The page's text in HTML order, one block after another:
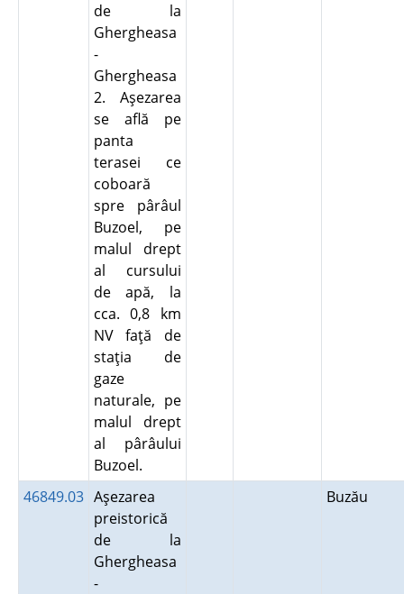
de la
Ghergheasa
-
Ghergheasa
2. Aşezarea
se află pe
panta
terasei ce
coboară
spre pârâul
Buzoel, pe
malul drept
al cursului
de apă, la
cca. 0,8 km
NV faţă de
staţia de
gaze
naturale, pe
malul drept
al pârâului
Buzoel.
46849.03 Aşezarea
preistorică
de la
Ghergheasa
-
Buzău